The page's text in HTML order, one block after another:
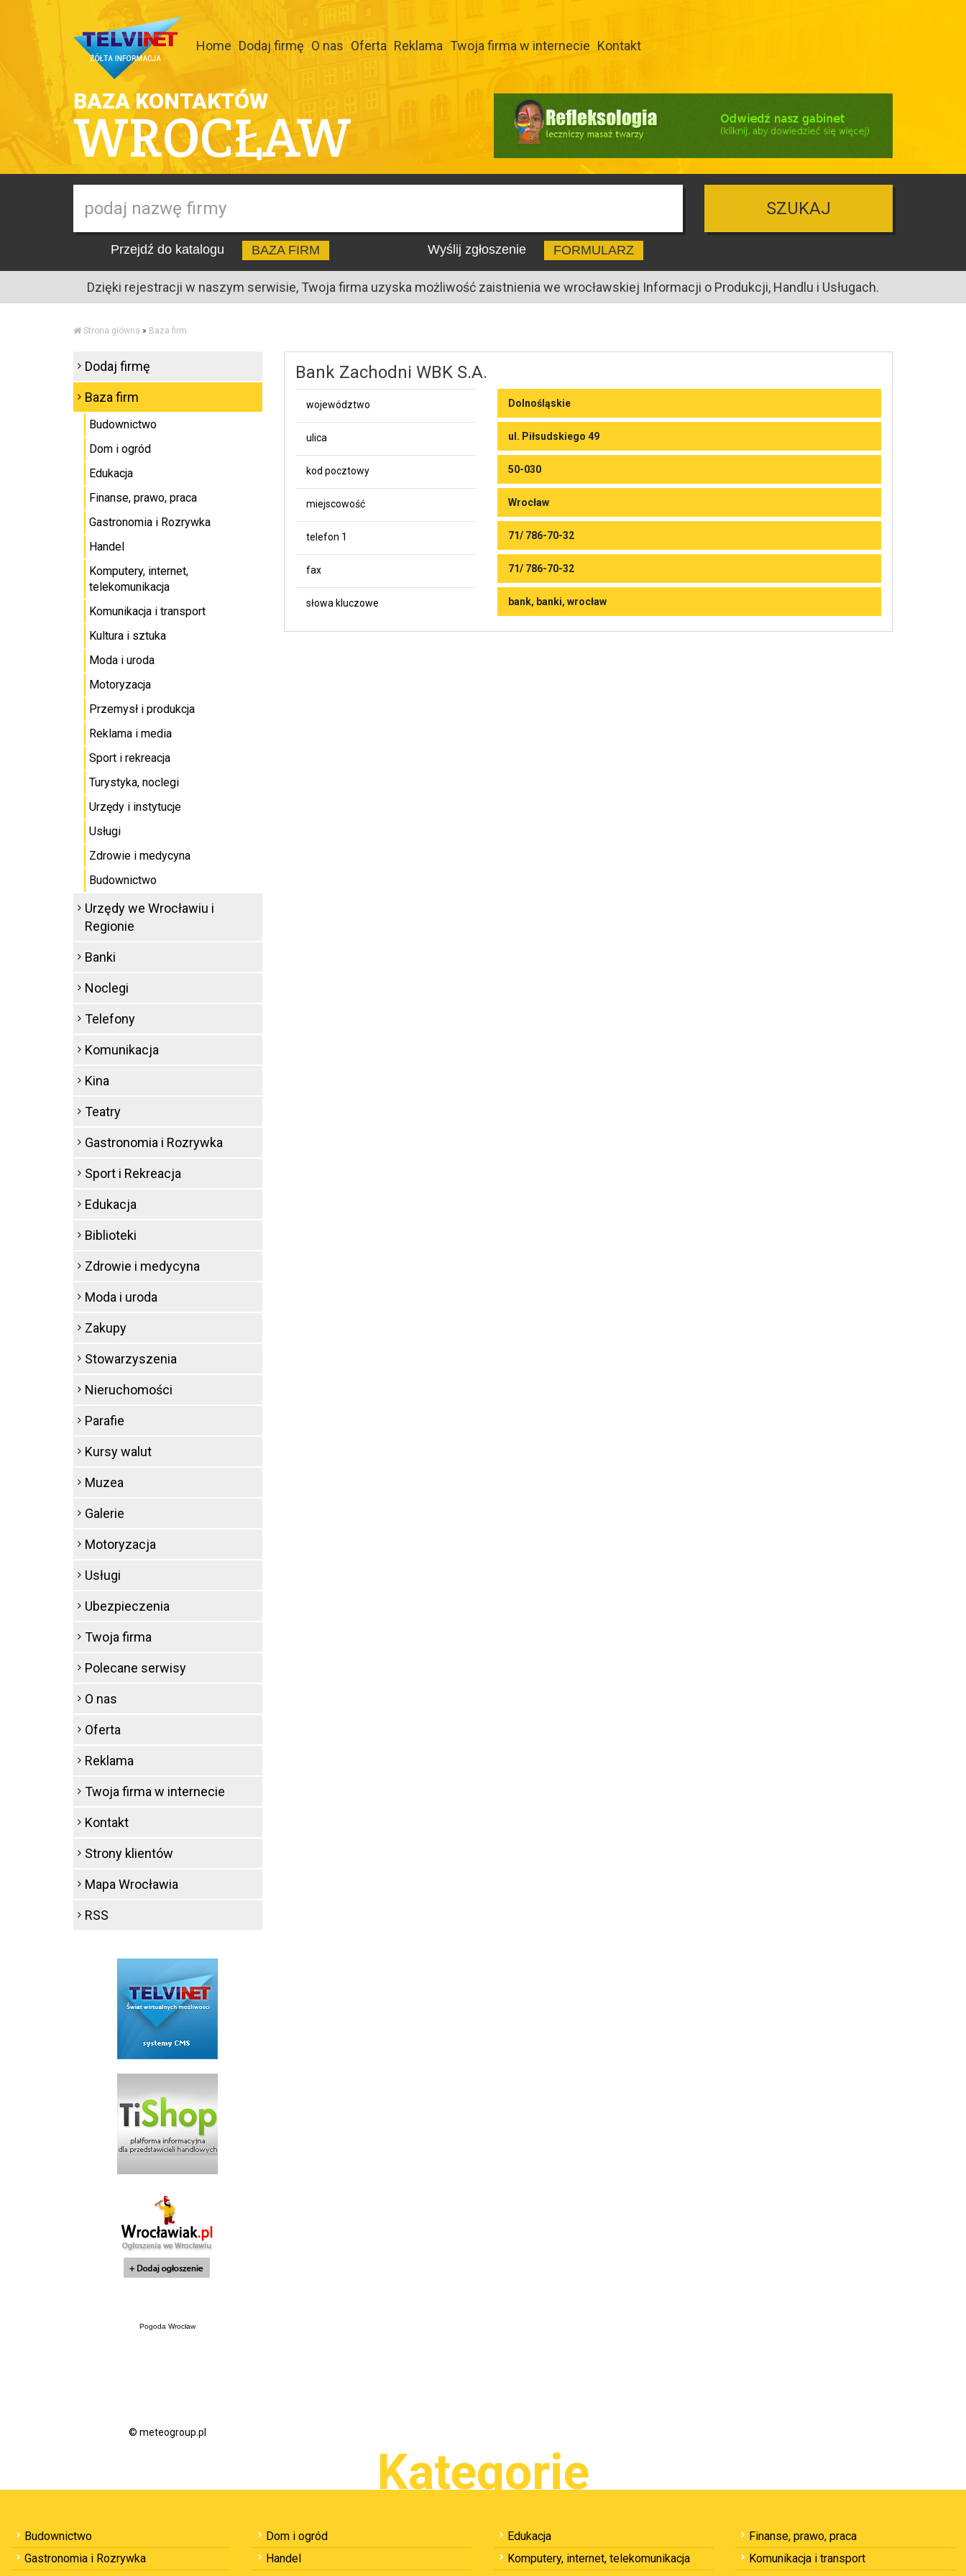
Home Dodaj firmę O nas Oferta Reklama Twoja firma w internecie Kontakt
BAZA KONTAKTÓW
WROCŁAW
SZUKAJ
Przejdź do katalogu BAZA FIRM Wyślij zgłoszenie FORMULARZ
Dzięki rejestracji w naszym serwisie, Twoja firma uzyska możliwość zaistnienia we wrocławskiej Informacji o Produkcji, Handlu i Usługach.
Strona główna » Baza firm
Bank Zachodni WBK S.A.
województwo Dolnośląskie
ulica ul. Piłsudskiego 49
kod pocztowy 50-030
miejscowość Wrocław
telefon 1 71/ 786-70-32
fax 71/ 786-70-32
słowa kluczowe bank, banki, wrocław
Dodaj firmę
Baza firm
Budownictwo
Dom i ogród
Edukacja
Finanse, prawo, praca
Gastronomia i Rozrywka
Handel
Komputery, internet,
telekomunikacja
Komunikacja i transport
Kultura i sztuka
Moda i uroda
Motoryzacja
Przemysł i produkcja
Reklama i media
Sport i rekreacja
Turystyka, noclegi
Urzędy i instytucje
Usługi
Zdrowie i medycyna
Budownictwo
Urzędy we Wrocławiu i
Regionie
Banki
Noclegi
Telefony
Komunikacja
Kina
Teatry
Gastronomia i Rozrywka
Sport i Rekreacja
Edukacja
Biblioteki
Zdrowie i medycyna
Moda i uroda
Zakupy
Stowarzyszenia
Nieruchomości
Parafie
Kursy walut
Muzea
Galerie
Motoryzacja
Usługi
Ubezpieczenia
Twoja firma
Polecane serwisy
O nas
Oferta
Reklama
Twoja firma w internecie
Kontakt
Strony klientów
Mapa Wrocławia
RSS
Pogoda Wrocław
© meteogroup.pl
Kategorie
Budownictwo Dom i ogród Edukacja
Finanse, prawo, praca
Gastronomia i Rozrywka
Handel Komputery, internet, telekomunikacja
Komunikacja i transport